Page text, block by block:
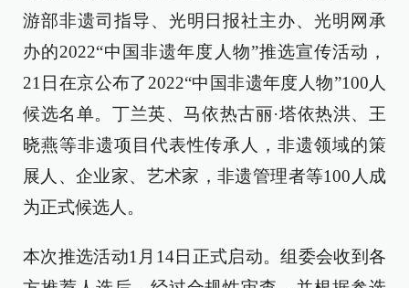
游部非遗司指导、光明日报社主办、光明网承
办的2022“中国非遗年度人物”推选宣传活动，
21日在京公布了2022“中国非遗年度人物”100人
候选名单。丁兰英、马依热古丽·塔依热洪、王
晓燕等非遗项目代表性传承人，非遗领域的策
展人、企业家、艺术家，非遗管理者等100人成
为正式候选人。
本次推选活动1月14日正式启动。组委会收到各